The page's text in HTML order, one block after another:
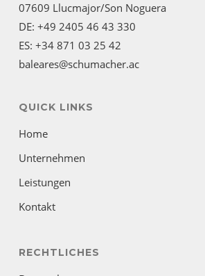
07609 Llucmajor/Son Noguera
DE: +49 2405 46 43 330
ES: +34 871 03 25 42
baleares@schumacher.ac
QUICK LINKS
Home
Unternehmen
Leistungen
Kontakt
RECHTLICHES